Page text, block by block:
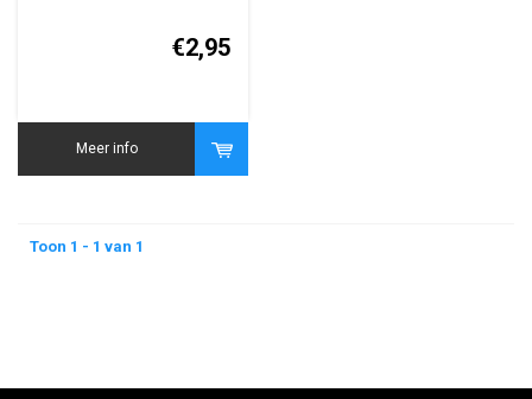
€2,95
Meer info
Toon 1 - 1 van 1